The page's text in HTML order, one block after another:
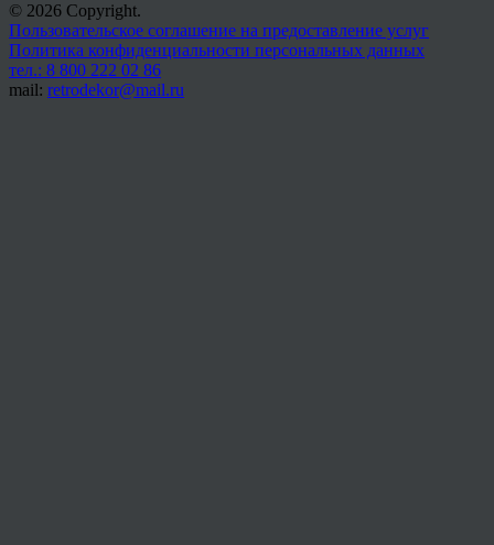
© 2026 Copyright.
Пользовательское соглашение на предоставление услуг
Политика конфиденциальности персональных данных
тел.: 8 800 222 02 86
mail: retrodekor@mail.ru